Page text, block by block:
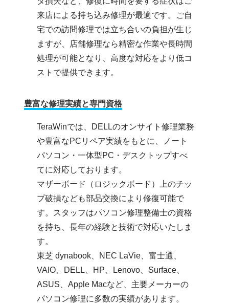
来店による持ち込み修理が最適です。ご自
宅での訪問修理では立ち合いの負担が生じ
ますが、店舗修理なら精密な作業や長時間
処理が可能となり、高度な対応をより低コ
ストで提供できます。
豊富な修理実績と専門資格
TeraWinでは、DELLのオンサイト修理業務
や豊富なPCリペア実績をもとに、ノート
パソコン・一体型PC・デスクトップすべ
てに対応しております。
マザーボード（ロジックボード）上のチッ
プ破損なども部品交換により修復可能で
す。スタッフはパソコン修理整備士の資格
を持ち、長年の経験と技術で対応いたしま
す。
東芝 dynabook、NEC LaVie、富士通、
VAIO、DELL、HP、Lenovo、Surface、
ASUS、Apple Macなど、主要メーカーの
パソコン修理に多数の実績があります。